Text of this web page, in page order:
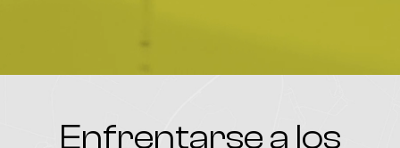
Enfrentarse a los